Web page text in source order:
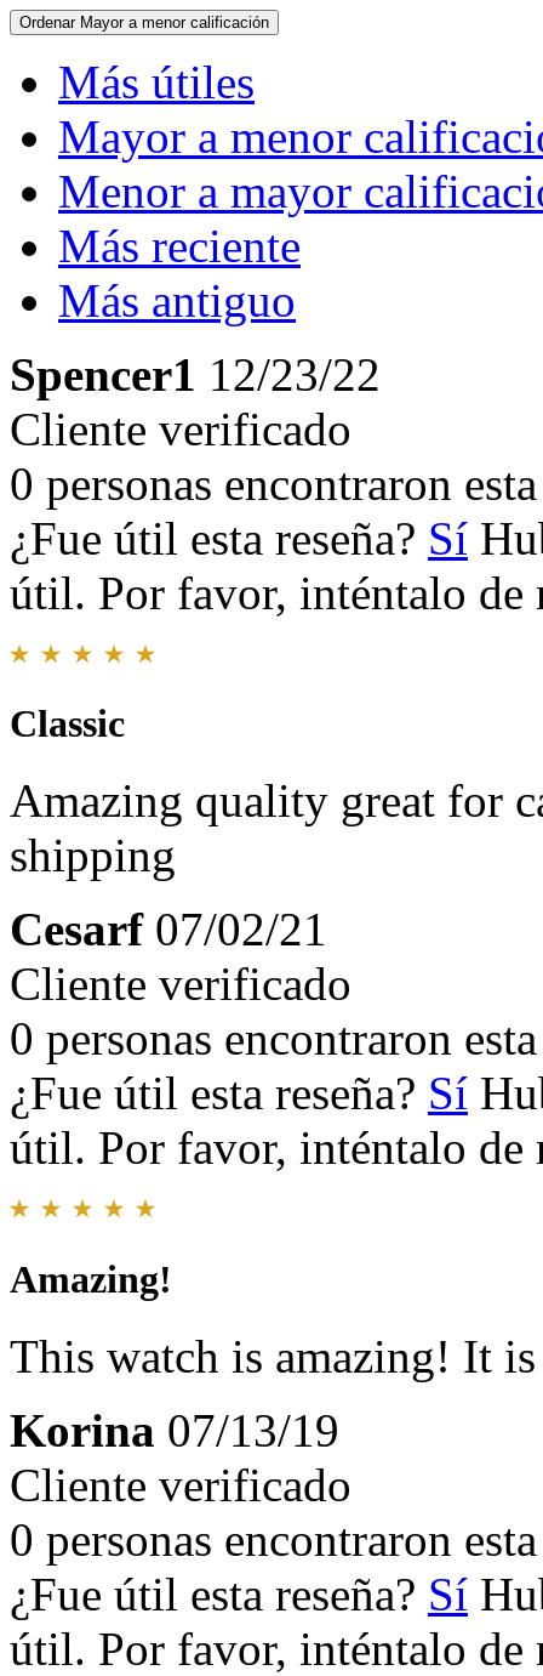
Ordenar Mayor a menor calificación
Más útiles
Mayor a menor
Menor a mayor
Más reciente
Más antiguo
Spencer1 12/23/22
Cliente verificado
0 personas encontraron
¿Fue útil esta reseña? Sí
útil. Por favor, inténtalo de
Classic
Amazing quality great for
shipping
Cesarf 07/02/21
Cliente verificado
0 personas encontraron
¿Fue útil esta reseña? Sí
útil. Por favor, inténtalo de
Amazing!
This watch is amazing! It
Korina 07/13/19
Cliente verificado
0 personas encontraron
¿Fue útil esta reseña? Sí
útil. Por favor, inténtalo de